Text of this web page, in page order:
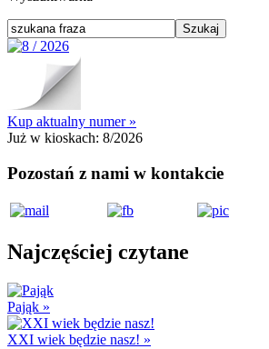
Kup aktualny numer »
Już w kioskach: 8/2026
Pozostań z nami w kontakcie
Najczęściej czytane
Pająk »
XXI wiek będzie nasz! »